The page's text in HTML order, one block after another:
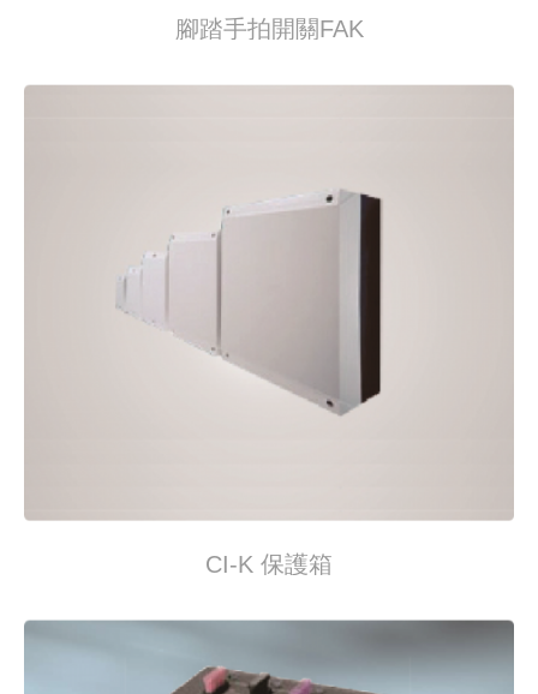
腳踏手拍開關FAK
CI-K 保護箱